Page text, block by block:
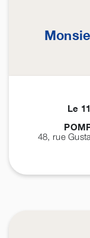
Le
48, rue